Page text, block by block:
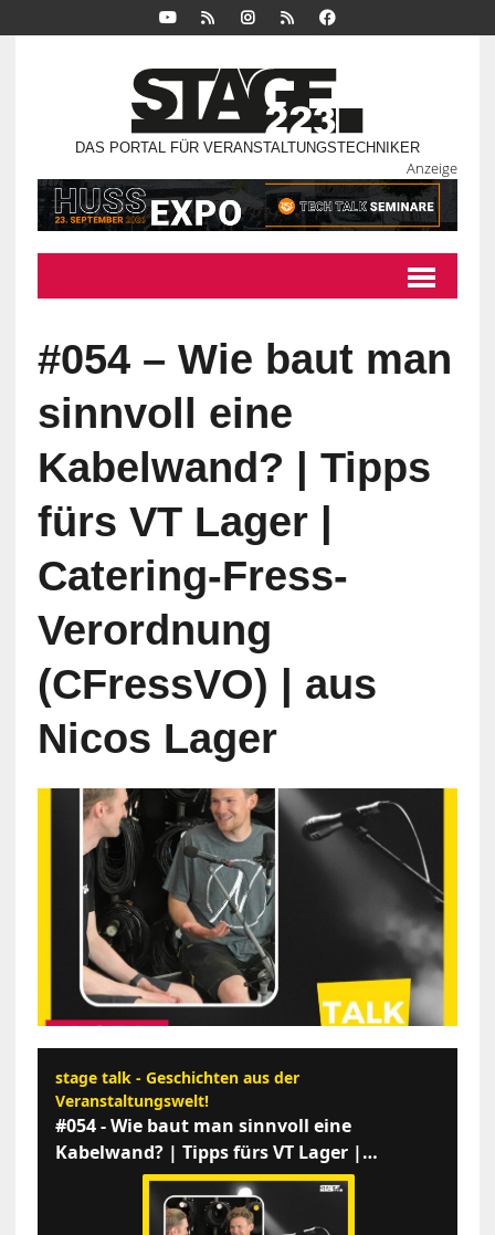
DAS PORTAL FÜR VERANSTALTUNGSTECHNIKER
Anzeige
#054 – Wie baut man
sinnvoll eine
Kabelwand? | Tipps
fürs VT Lager |
Catering-Fress-
Verordnung
(CFressVO) | aus
Nicos Lager